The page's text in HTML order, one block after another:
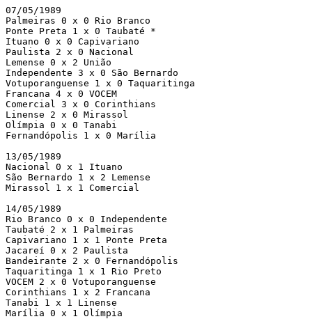
07/05/1989
Palmeiras 0 x 0 Rio Branco
Ponte Preta 1 x 0 Taubaté *
Ituano 0 x 0 Capivariano
Paulista 2 x 0 Nacional
Lemense 0 x 2 União
Independente 3 x 0 São Bernardo
Votuporanguense 1 x 0 Taquaritinga
Francana 4 x 0 VOCEM
Comercial 3 x 0 Corinthians
Linense 2 x 0 Mirassol
Olímpia 0 x 0 Tanabi
Fernandópolis 1 x 0 Marília
13/05/1989
Nacional 0 x 1 Ituano
São Bernardo 1 x 2 Lemense
Mirassol 1 x 1 Comercial
14/05/1989
Rio Branco 0 x 0 Independente
Taubaté 2 x 1 Palmeiras
Capivariano 1 x 1 Ponte Preta
Jacareí 0 x 2 Paulista
Bandeirante 2 x 0 Fernandópolis
Taquaritinga 1 x 1 Rio Preto
VOCEM 2 x 0 Votuporanguense
Corinthians 1 x 2 Francana
Tanabi 1 x 1 Linense
Marília 0 x 1 Olímpia